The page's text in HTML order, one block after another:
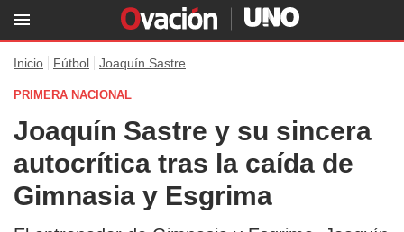
Inicio Fútbol Joaquín Sastre
PRIMERA NACIONAL
Joaquín Sastre y su sincera
autocrítica tras la caída de
Gimnasia y Esgrima